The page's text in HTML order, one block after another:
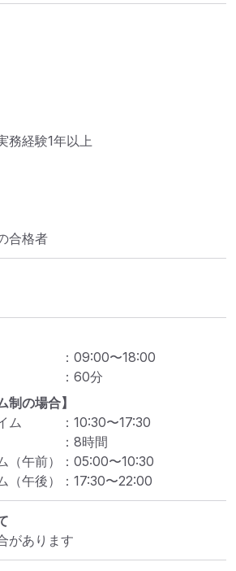
務経験1年以上
合格者
： 09:00〜18:00
： 60分
制の場合】
ム
： 10:30〜17:30
： 8時間
午前）
： 05:00〜10:30
午後）
： 17:30〜22:00
があります